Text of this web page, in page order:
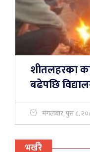
शीतलहरका
बढेपछि
मंगलबार, पुस ८,
भर्खरै